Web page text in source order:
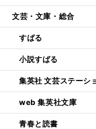
文芸・文庫・総合
すばる
小説すばる
集英社 文芸ステーシ
web 集英社文庫
青春と読書